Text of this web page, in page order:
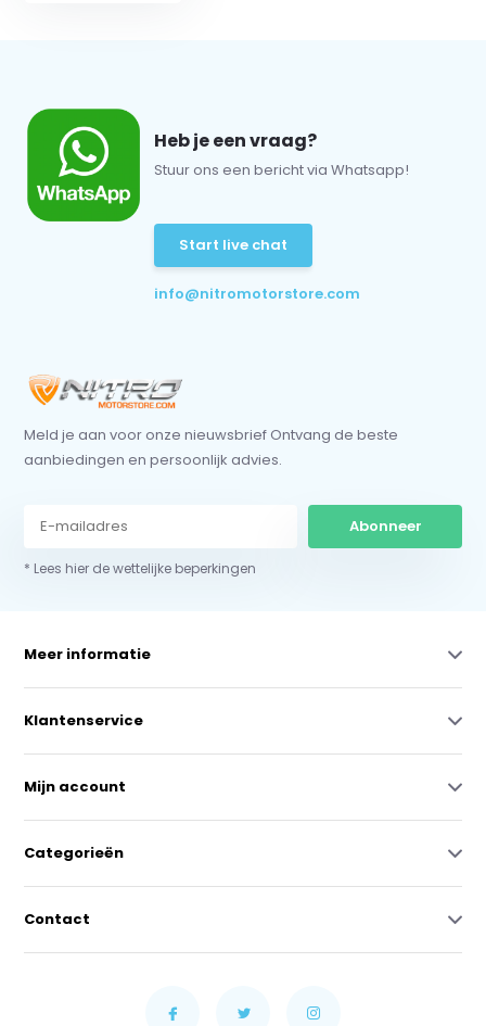
Heb je een vraag?
Stuur ons een bericht via Whatsapp!
Start live chat
info@nitromotorstore.com
Meld je aan voor onze nieuwsbrief Ontvang de beste
aanbiedingen en persoonlijk advies.
Abonneer
* Lees hier de wettelijke beperkingen
Meer informatie
Klantenservice
Mijn account
Categorieën
Contact